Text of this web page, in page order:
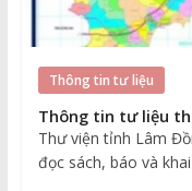
Thông tin tư liệu
Thông tin tư liệu
Thư viện tỉnh Lâm
đọc sách, báo và